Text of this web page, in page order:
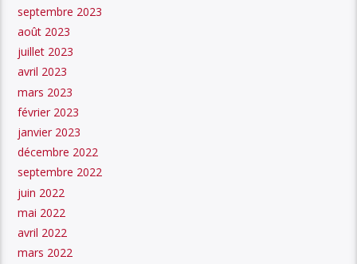
septembre 2023
août 2023
juillet 2023
avril 2023
mars 2023
février 2023
janvier 2023
décembre 2022
septembre 2022
juin 2022
mai 2022
avril 2022
mars 2022